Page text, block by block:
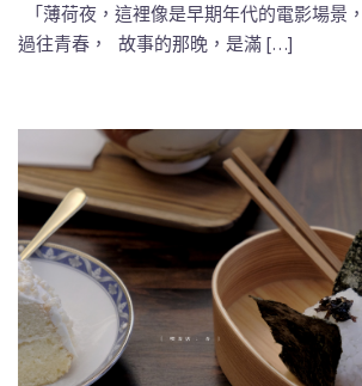
「薄荷夜，這裡像是早期年代的電影場景
過往青春， 故事的那晚，是滿 […]